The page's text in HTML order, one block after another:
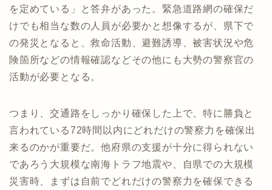
を定めている」と答弁があった。緊急道路網の確保だ
けでも相当な数の人員が必要かと想像するが、県下で
の発災となると、救命活動、避難誘導、被害状況や危
険箇所などの情報確認などその他にも大勢の警察官の
活動が必要となる。
つまり、交通路をしっかり確保した上で、特に勝負と
言われている72時間以内にどれだけの警察力を確保出
来るのかが重要だ。他府県の支援が十分に得られない
であろう大規模な南海トラフ地震や、自県での大規模
災害時、まずは自前でどれだけの警察力を確保できる